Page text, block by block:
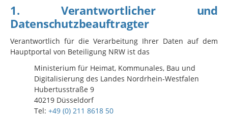
1. Verantwortlicher und
Datenschutzbeauftragter
Verantwortlich für die Verarbeitung Ihrer Daten auf dem
Hauptportal von Beteiligung NRW ist das
Ministerium für Heimat, Kommunales, Bau und
Digitalisierung des Landes Nordrhein-Westfalen
Hubertusstraße 9
40219 Düsseldorf
Tel: +49 (0) 211 8618 50